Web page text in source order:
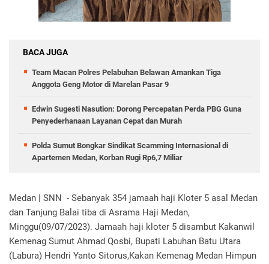
BACA JUGA
Team Macan Polres Pelabuhan Belawan Amankan Tiga
Anggota Geng Motor di Marelan Pasar 9
Edwin Sugesti Nasution: Dorong Percepatan Perda PBG Guna
Penyederhanaan Layanan Cepat dan Murah
Polda Sumut Bongkar Sindikat Scamming Internasional di
Apartemen Medan, Korban Rugi Rp6,7 Miliar
Medan | SNN - Sebanyak 354 jamaah haji Kloter 5 asal Medan
dan Tanjung Balai tiba di Asrama Haji Medan,
Minggu(09/07/2023). Jamaah haji kloter 5 disambut Kakanwil
Kemenag Sumut Ahmad Qosbi, Bupati Labuhan Batu Utara
(Labura) Hendri Yanto Sitorus,Kakan Kemenag Medan Himpun